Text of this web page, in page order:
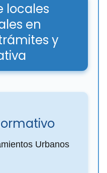
locales
en
y
Urbanos